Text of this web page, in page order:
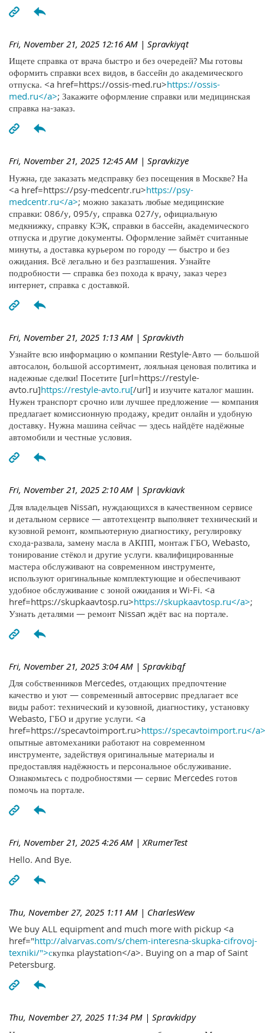
Fri, November 21, 2025 12:16 AM | Spravkiyqt
Ищете справка от врача быстро и без очередей? Мы готовы
оформить справки всех видов, в бассейн до академического
отпуска. <a href=https://ossis-med.ru>https://ossis-
med.ru</a>; Закажите оформление справки или медицинская
справка на-заказ.
Fri, November 21, 2025 12:45 AM | Spravkizye
Нужна, где заказать медсправку без посещения в Москве? На
<a href=https://psy-medcentr.ru>https://psy-
medcentr.ru</a>; можно заказать любые медицинские
справки: 086/у, 095/у, справка 027/у, официальную
медкнижку, справку КЭК, справки в бассейн, академического
отпуска и другие документы. Оформление займёт считанные
минуты, а доставка курьером по городу — быстро и без
ожидания. Всё легально и без разглашения. Узнайте
подробности — справка без похода к врачу, заказ через
интернет, справка с доставкой.
Fri, November 21, 2025 1:13 AM | Spravkivth
Узнайте всю информацию о компании Restyle-Авто — большой
автосалон, большой ассортимент, лояльная ценовая политика и
надежные сделки! Посетите [url=https://restyle-
avto.ru]https://restyle-avto.ru[/url] и изучите каталог машин.
Нужен транспорт срочно или лучшее предложение — компания
предлагает комиссионную продажу, кредит онлайн и удобную
доставку. Нужна машина сейчас — здесь найдёте надёжные
автомобили и честные условия.
Fri, November 21, 2025 2:10 AM | Spravkiavk
Для владельцев Nissan, нуждающихся в качественном сервисе
и детальном сервисе — автотехцентр выполняет технический и
кузовной ремонт, компьютерную диагностику, регулировку
схода-развала, замену масла в АКПП, монтаж ГБО, Webasto,
тонирование стёкол и другие услуги. квалифицированные
мастера обслуживают на современном инструменте,
используют оригинальные комплектующие и обеспечивают
удобное обслуживание с зоной ожидания и Wi-Fi. <a
href=https://skupkaavtosp.ru>https://skupkaavtosp.ru</a>;
Узнать деталями — ремонт Nissan ждёт вас на портале.
Fri, November 21, 2025 3:04 AM | Spravkibqf
Для собственников Mercedes, отдающих предпочтение
качество и уют — современный автосервис предлагает все
виды работ: технический и кузовной, диагностику, установку
Webasto, ГБО и другие услуги. <a
href=https://specavtoimport.ru>https://specavtoimport.ru</a>
опытные автомеханики работают на современном
инструменте, задействуя оригинальные материалы и
предоставляя надёжность и персональное обслуживание.
Ознакомьтесь с подробностями — сервис Mercedes готов
помочь на портале.
Fri, November 21, 2025 4:26 AM | XRumerTest
Hello. And Bye.
Thu, November 27, 2025 1:11 AM | CharlesWew
We buy ALL equipment and much more with pickup <a
href="http://alvarvas.com/s/chem-interesna-skupka-cifrovoj-
texniki/">скупка playstation</a>. Buying on a map of Saint
Petersburg.
Thu, November 27, 2025 11:34 PM | Spravkidpy